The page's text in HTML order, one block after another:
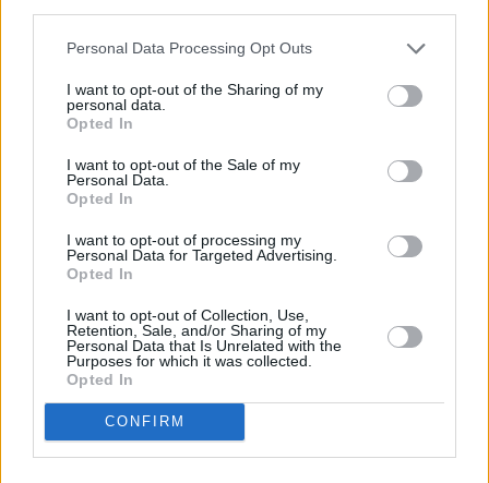
Personal Data Processing Opt Outs
I want to opt-out of the Sharing of my
personal data.
Opted In
I want to opt-out of the Sale of my
Personal Data.
Opted In
I want to opt-out of processing my
Personal Data for Targeted Advertising.
Opted In
I want to opt-out of Collection, Use,
Retention, Sale, and/or Sharing of my
Personal Data that Is Unrelated with the
Purposes for which it was collected.
Opted In
CONFIRM